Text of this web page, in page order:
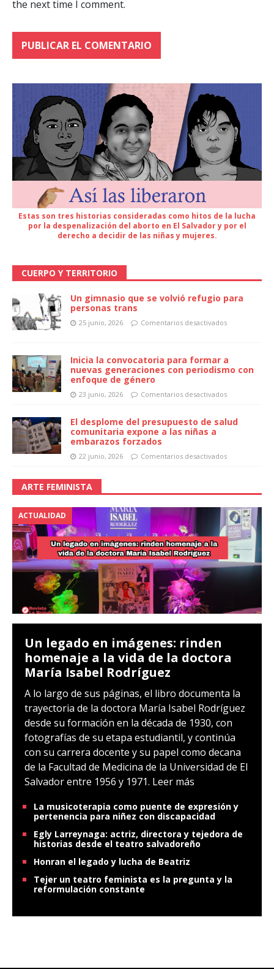
the next time I comment.
Estas son tres historias consideradas como hitos de la lucha
por la despenalización del aborto en El Salvador y por el
derecho a decidir de las niñas y mujeres.
CUERPO Y TERRITORIO
Un gimnasio que se volvió refugio para
personas trans
25 junio, 2026 Comentarios desactivados
Inicia la convocatoria para formar a
nuevas generaciones con periodismo con
enfoque de género
23 junio, 2026 Comentarios desactivados
El desplome del presupuesto de salud
comunitaria expone a las niñas a
embarazos forzados
22 junio, 2026 Comentarios desactivados
ARTE FEMINISTA
ACTUALIDAD
Un legado en imágenes: rinden
homenaje a la vida de la doctora
María Isabel Rodríguez
A lo largo de sus páginas, el libro documenta la
trayectoria de la doctora María Isabel Rodríguez
desde su formación en la década de 1930, con
fotografías de su etapa estudiantil, y continúa
con su carrera docente y su papel como decana
de la Facultad de Medicina de la Universidad de El
Salvador entre 1956 y 1971. Leer más
La musicoterapia como puente de expresión y
pertenencia para niñez con discapacidad
Egly Larreynaga: actriz, directora y tejedora de
historias desde el teatro salvadoreño
Honran el legado y lucha de Beatriz
Tejer un teatro feminista es la pregunta y la
reformulación constante